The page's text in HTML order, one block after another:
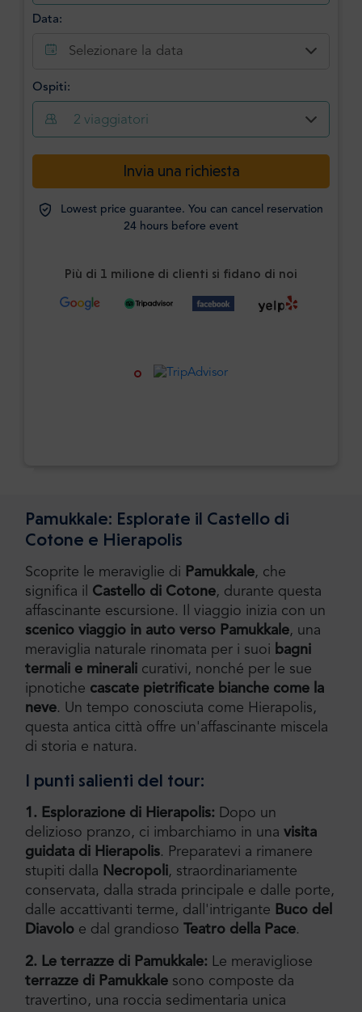
Data:
Selezionare la data
Ospiti:
2 viaggiatori
Invia una richiesta
Lowest price guarantee. You can cancel reservation
24 hours before event
Più di 1 milione di clienti si fidano di noi
Pamukkale: Esplorate il Castello di
Cotone e Hierapolis
Scoprite le meraviglie di Pamukkale, che
significa il Castello di Cotone, durante questa
affascinante escursione. Il viaggio inizia con un
scenico viaggio in auto verso Pamukkale, una
meraviglia naturale rinomata per i suoi bagni
termali e minerali curativi, nonché per le sue
ipnotiche cascate pietrificate bianche come la
neve. Un tempo conosciuta come Hierapolis,
questa antica città offre un'affascinante miscela
di storia e natura.
I punti salienti del tour:
1. Esplorazione di Hierapolis: Dopo un
delizioso pranzo, ci imbarchiamo in una visita
guidata di Hierapolis. Preparatevi a rimanere
stupiti dalla Necropoli, straordinariamente
conservata, dalla strada principale e dalle porte,
dalle accattivanti terme, dall'intrigante Buco del
Diavolo e dal grandioso Teatro della Pace.
2. Le terrazze di Pamukkale: Le meravigliose
terrazze di Pamukkale sono composte da
travertino, una roccia sedimentaria unica